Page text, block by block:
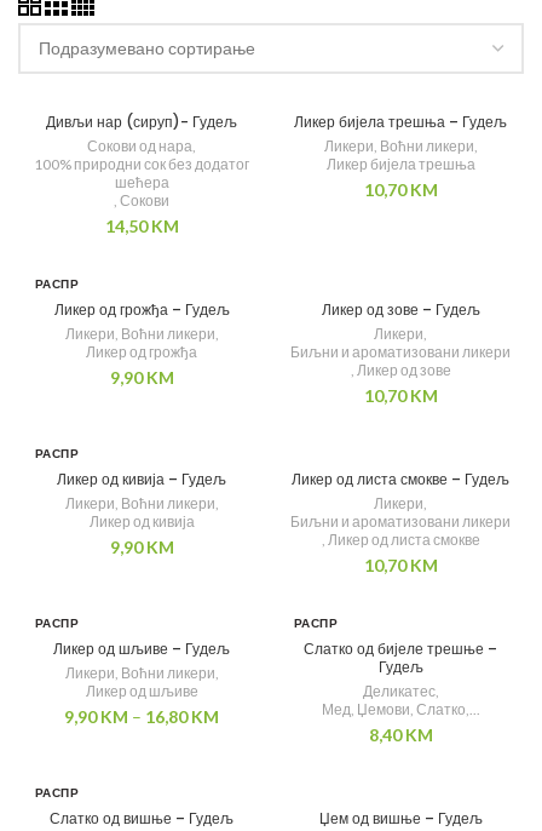
Дивљи нар (сируп)- Гудељ
Сокови од нара
100% природни сок без додатог
шећера
Сокови
14,50KM
Ликер бијела трешња – Гудељ
Ликери Воћни ликери
Ликер бијела трешња
10,70KM
РАСПР
О
Ликер од грожђа – Гудељ
Ликери Воћни ликери
Ликер од грожђа
9,90KM
Ликер од зове – Гудељ
Ликери
Биљни и ароматизовани ликери
Ликер од зове
10,70KM
РАСПР
ОЛикер од кивија – Гудељ
Ликери Воћни ликери
Ликер од кивија
9,90KM
Ликер од листа смокве – Гудељ
Ликери
Биљни и ароматизовани ликери
Ликер од листа смокве
10,70KM
РАСПР
О
Ликер од шљиве – Гудељ
Ликери Воћни ликери
Ликер од шљиве
9,90KM – 16,80KM
РАСПР
О
Слатко од бијеле трешње –
Гудељ
Деликатес,
Мед, Џемови, Слатко,...
8,40KM
РАСПР
О
Слатко од вишње – Гудељ Џем од вишње – Гудељ